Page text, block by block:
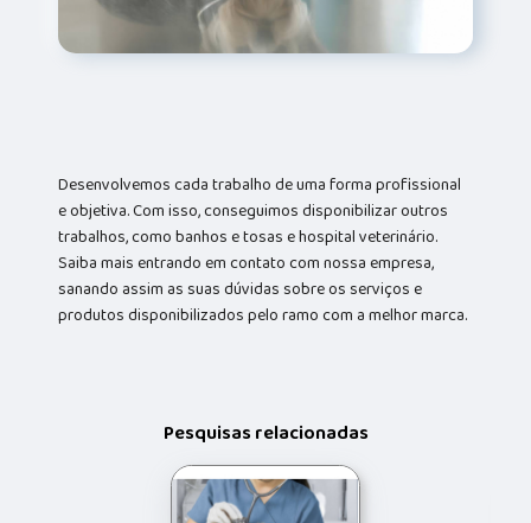
Desenvolvemos cada trabalho de uma forma profissional
e objetiva. Com isso, conseguimos disponibilizar outros
trabalhos, como banhos e tosas e hospital veterinário.
Saiba mais entrando em contato com nossa empresa,
sanando assim as suas dúvidas sobre os serviços e
produtos disponibilizados pelo ramo com a melhor marca.
Pesquisas relacionadas